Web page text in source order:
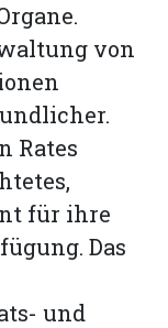
von
Rates
für ihre
Das
und